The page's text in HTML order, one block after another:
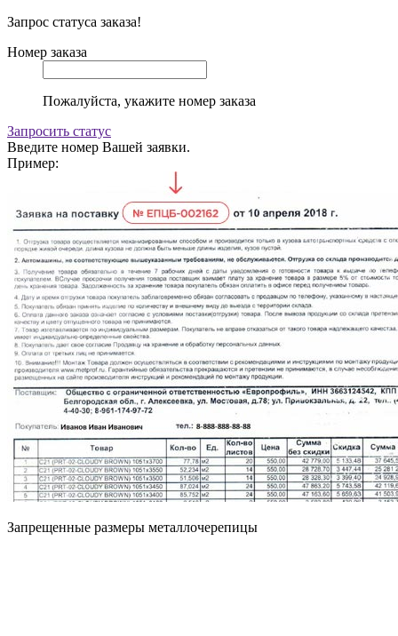
Запрос статуса заказа!
Номер заказа
Пожалуйста, укажите номер заказа
Запросить статус
Введите номер Вашей заявки.
Пример:
Запрещенные размеры металлочерепицы